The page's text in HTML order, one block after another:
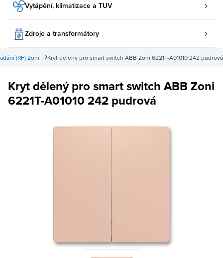
Vytápění, klimatizace a TUV
Zdroje a transformátory
Kryt dělený pro smart switch ABB Zoni 6221T-A01010 242 pudrová
(RF) Zoni
Kryt dělený pro smart switch ABB Zoni
6221T-A01010 242 pudrová